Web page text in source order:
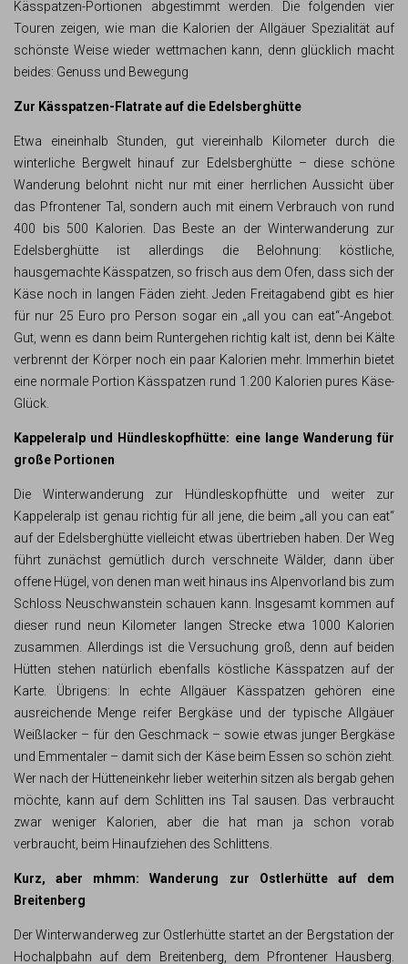
Kässpatzen-Portionen abgestimmt werden. Die folgenden vier
Touren zeigen, wie man die Kalorien der Allgäuer Spezialität auf
schönste Weise wieder wettmachen kann, denn glücklich macht
beides: Genuss und Bewegung
Zur Kässpatzen-Flatrate auf die Edelsberghütte
Etwa eineinhalb Stunden, gut viereinhalb Kilometer durch die
winterliche Bergwelt hinauf zur Edelsberghütte – diese schöne
Wanderung belohnt nicht nur mit einer herrlichen Aussicht über
das Pfrontener Tal, sondern auch mit einem Verbrauch von rund
400 bis 500 Kalorien. Das Beste an der Winterwanderung zur
Edelsberghütte ist allerdings die Belohnung: köstliche,
hausgemachte Kässpatzen, so frisch aus dem Ofen, dass sich der
Käse noch in langen Fäden zieht. Jeden Freitagabend gibt es hier
für nur 25 Euro pro Person sogar ein „all you can eat“-Angebot.
Gut, wenn es dann beim Runtergehen richtig kalt ist, denn bei Kälte
verbrennt der Körper noch ein paar Kalorien mehr. Immerhin bietet
eine normale Portion Kässpatzen rund 1.200 Kalorien pures Käse-
Glück.
Kappeleralp und Hündleskopfhütte: eine lange Wanderung für
große Portionen
Die Winterwanderung zur Hündleskopfhütte und weiter zur
Kappeleralp ist genau richtig für all jene, die beim „all you can eat“
auf der Edelsberghütte vielleicht etwas übertrieben haben. Der Weg
führt zunächst gemütlich durch verschneite Wälder, dann über
offene Hügel, von denen man weit hinaus ins Alpenvorland bis zum
Schloss Neuschwanstein schauen kann. Insgesamt kommen auf
dieser rund neun Kilometer langen Strecke etwa 1000 Kalorien
zusammen. Allerdings ist die Versuchung groß, denn auf beiden
Hütten stehen natürlich ebenfalls köstliche Kässpatzen auf der
Karte. Übrigens: In echte Allgäuer Kässpatzen gehören eine
ausreichende Menge reifer Bergkäse und der typische Allgäuer
Weißlacker – für den Geschmack – sowie etwas junger Bergkäse
und Emmentaler – damit sich der Käse beim Essen so schön zieht.
Wer nach der Hütteneinkehr lieber weiterhin sitzen als bergab gehen
möchte, kann auf dem Schlitten ins Tal sausen. Das verbraucht
zwar weniger Kalorien, aber die hat man ja schon vorab
verbraucht, beim Hinaufziehen des Schlittens.
Kurz, aber mhmm: Wanderung zur Ostlerhütte auf dem
Breitenberg
Der Winterwanderweg zur Ostlerhütte startet an der Bergstation der
Hochalpbahn auf dem Breitenberg, dem Pfrontener Hausberg.